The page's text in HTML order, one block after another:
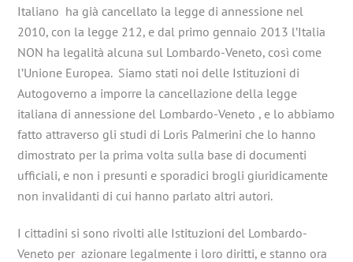
Italiano ha già cancellato la legge di annessione nel
2010, con la legge 212, e dal primo gennaio 2013 l’Italia
NON ha legalità alcuna sul Lombardo-Veneto, così come
l’Unione Europea. Siamo stati noi delle Istituzioni di
Autogoverno a imporre la cancellazione della legge
italiana di annessione del Lombardo-Veneto , e lo abbiamo
fatto attraverso gli studi di Loris Palmerini che lo hanno
dimostrato per la prima volta sulla base di documenti
ufficiali, e non i presunti e sporadici brogli giuridicamente
non invalidanti di cui hanno parlato altri autori.
I cittadini si sono rivolti alle Istituzioni del Lombardo-
Veneto per azionare legalmente i loro diritti, e stanno ora